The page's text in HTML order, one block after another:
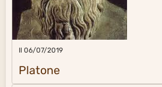
Il 06/07/2019
Platone